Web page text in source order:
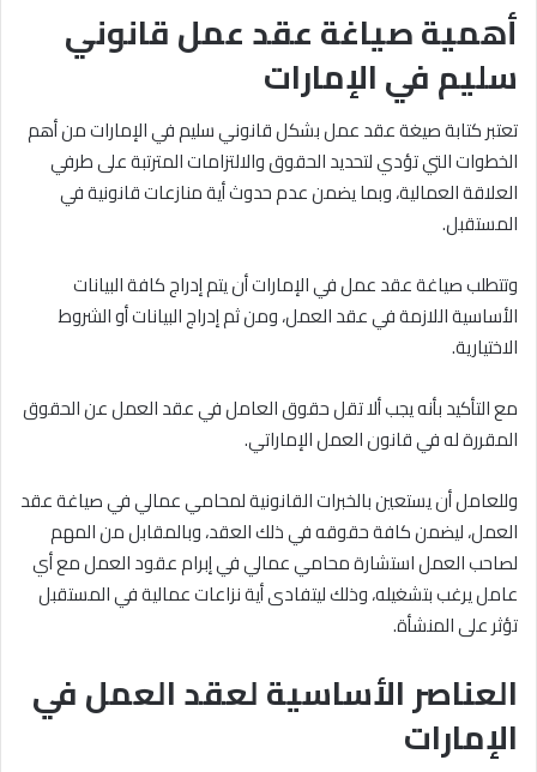
أهمية صياغة عقد عمل قانوني
سليم في الإمارات
تعتبر كتابة صيغة عقد عمل بشكل قانوني سليم في الإمارات من أهم
الخطوات التي تؤدي لتحديد الحقوق والالتزامات المترتبة على طرفي
العلاقة العمالية، وبما يضمن عدم حدوث أية منازعات قانونية في
المستقبل.
وتتطلب صياغة عقد عمل في الإمارات أن يتم إدراج كافة البيانات
الأساسية اللازمة في عقد العمل، ومن ثم إدراج البيانات أو الشروط
الاختيارية.
مع التأكيد بأنه يجب ألا تقل حقوق العامل في عقد العمل عن الحقوق
المقررة له في قانون العمل الإماراتي.
وللعامل أن يستعين بالخبرات القانونية لمحامي عمالي في صياغة عقد
العمل، ليضمن كافة حقوقه في ذلك العقد، وبالمقابل من المهم
لصاحب العمل استشارة محامي عمالي في إبرام عقود العمل مع أي
عامل يرغب بتشغيله، وذلك ليتفادى أية نزاعات عمالية في المستقبل
تؤثر على المنشأة.
العناصر الأساسية لعقد العمل في
الإمارات